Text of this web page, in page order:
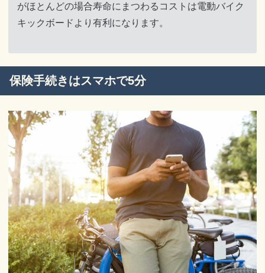
がほとんどの場合寿命にまつわるコストは電動バイク
キックボードより有利になります。
保険手続きはスマホで5分